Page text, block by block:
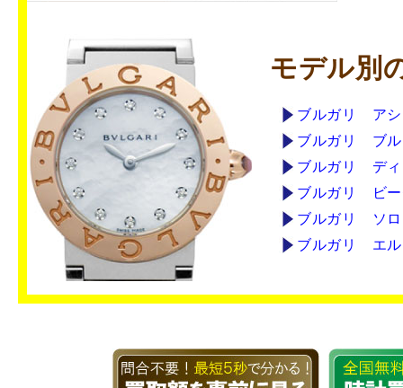
モデル別
ブルガリ ア
ブルガリ ブ
ブルガリ デ
ブルガリ ビ
ブルガリ ソ
ブルガリ エ